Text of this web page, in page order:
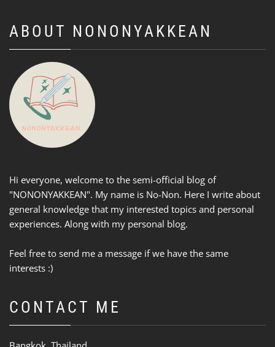
ABOUT NONONYAKKEAN
Hi everyone, welcome to the semi-official blog of
"NONONYAKKEAN". My name is No-Non. Here I write about
general knowledge that my interested topics and personal
experiences. Along with my personal blog.
Feel free to send me a message if we have the same
interests :)
CONTACT ME